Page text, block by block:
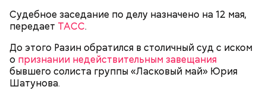
Судебное заседание по делу назначено на 12 мая,
передает ТАСС.
До этого Разин обратился в столичный суд с иском
о признании недействительным завещания
бывшего солиста группы «Ласковый май» Юрия
Шатунова.
Кто еще был жертвой Миссюры